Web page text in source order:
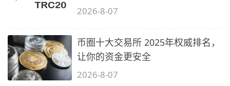
2026-8-07
币圈十大交易所 2025年权威排名，
让你的资金更安全
2026-8-07